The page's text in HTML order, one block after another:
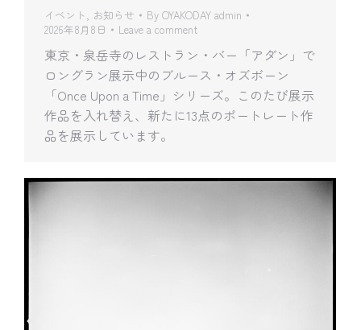
イベント お知らせ By OYAKODAY admin
2026年8月8日
Leave a comment
東京・泉岳寺のレストラン・バー「アダン」で
ロングラン展示中のブルース・オズボーン
「Once Upon a Time」シリーズ。このたび展示
作品を入れ替え、新たに13点のポートレート作
品を展示しています。